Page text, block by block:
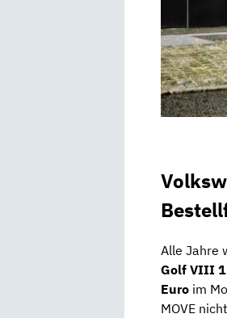
Alle Jahre
Golf VIII
Euro im
MOVE